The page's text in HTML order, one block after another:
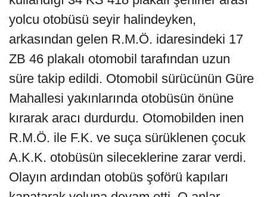
yolcu otobüsü seyir halindeyken,
arkasından gelen R.M.Ö. idaresindeki 17
ZB 46 plakalı otomobil tarafından uzun
süre takip edildi. Otomobil sürücünün Güre
Mahallesi yakınlarında otobüsün önüne
kırarak aracı durdurdu. Otomobilden inen
R.M.Ö. ile F.K. ve suça sürüklenen çocuk
A.K.K. otobüsün sileceklerine zarar verdi.
Olayın ardından otobüs şoförü kapıları